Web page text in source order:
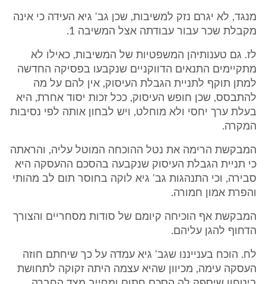
מנגד, לא יגרם נזק למשיבות, שכן גב' גיא העידה כי אינה
מקבלת שכר עבור עבודתה אצל המשיבה 1.
לז. גם טענותיהן המשפטיות של המשיבות, כאילו לא
מתקיימים התנאים הדווקניים שנקבעו בפסיקה החדשה
למתן תוקף לתניית הגבלת העיסוק, אין להם על מה
להתבסס, שכן חופש העיסוק, ככל זכות יסוד אחרת, היא
בעלת ערך יחסי ולא מוחלט, ויש לבחון אותה לפי נסיבות
המקרה.
המבקשת הרימה את נטל ההוכחה המוטל עליה, והראתה
כי תניית הגבלת העיסוק שנקבעה בהסכם ההעסקה היא
סבירה, וכי התנהגות גב' גיא לוקה בחוסר תום לב מהותי
והפרת אמון חמורה.
המבקשת אף הוכיחה קיומם של סודות מסחריים והצורך
הדחוף להגן עליהם.
לח. הוכח בענייננו שגב' גיא עמדה על כך שיחתם חוזה
העסקה עימה, מכיוון שהיא עצמה היתה זקוקה לתחושת